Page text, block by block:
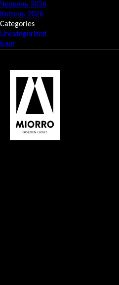
Червень 2026
Квітень 2026
Categories
Uncategorized
Блог